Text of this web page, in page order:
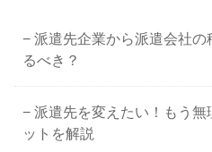
派遣先企業から派遣会社
るべき？
派遣先を変えたい！もう無
ットを解説